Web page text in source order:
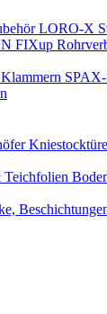
LORO-X
FIXup
SPAX-
Teichfolien